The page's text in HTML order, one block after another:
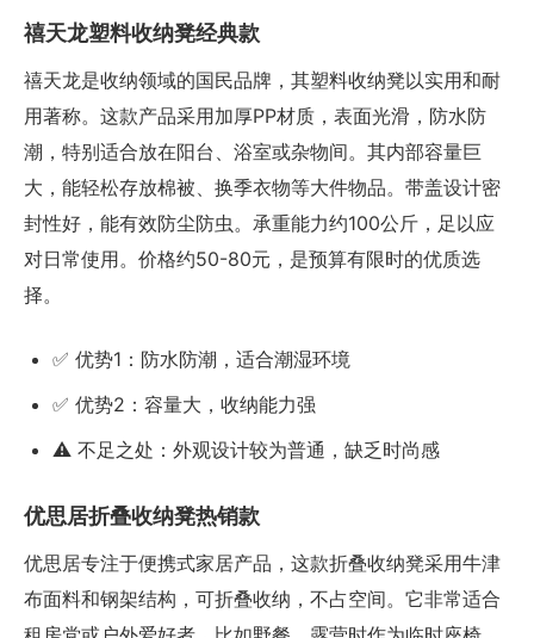
禧天龙塑料收纳凳经典款
禧天龙是收纳领域的国民品牌，其塑料收纳凳以实用和耐
用著称。这款产品采用加厚PP材质，表面光滑，防水防
潮，特别适合放在阳台、浴室或杂物间。其内部容量巨
大，能轻松存放棉被、换季衣物等大件物品。带盖设计密
封性好，能有效防尘防虫。承重能力约100公斤，足以应
对日常使用。价格约50-80元，是预算有限时的优质选
择。
✅ 优势1：防水防潮，适合潮湿环境
✅ 优势2：容量大，收纳能力强
⚠️ 不足之处：外观设计较为普通，缺乏时尚感
优思居折叠收纳凳热销款
优思居专注于便携式家居产品，这款折叠收纳凳采用牛津
布面料和钢架结构，可折叠收纳，不占空间。它非常适合